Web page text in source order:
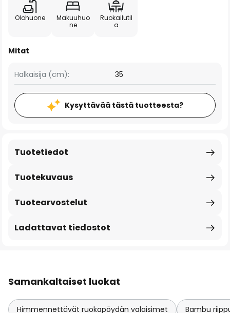
Olohuone
Makuuhuo
ne
Ruokailutil
a
Mitat
Halkaisija (cm): 35
Kysyttävää tästä tuotteesta?
Tuotekuvaus
Tuotetiedot
Tuotearvostelut
Ladattavat tiedostot
Samankaltaiset luokat
Himmennettävät ruokapöydän valaisimet Bambu